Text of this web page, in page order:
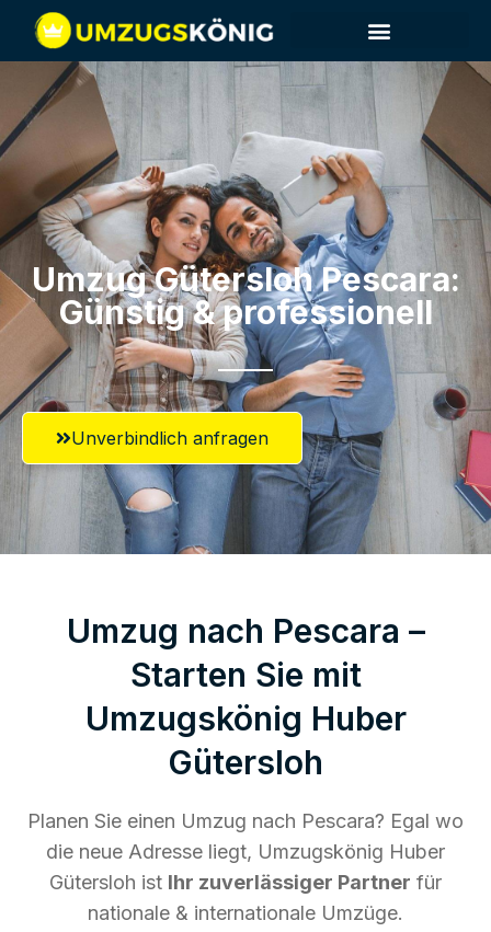
Umzug Gütersloh​ Pescara:
Günstig & professionell​
Unverbindlich anfragen
Umzug nach Pescara –
Starten Sie mit
Umzugskönig Huber
Gütersloh
Planen Sie einen Umzug nach Pescara? Egal wo
die neue Adresse liegt, Umzugskönig Huber
Gütersloh ist Ihr zuverlässiger Partner für
nationale & internationale Umzüge.